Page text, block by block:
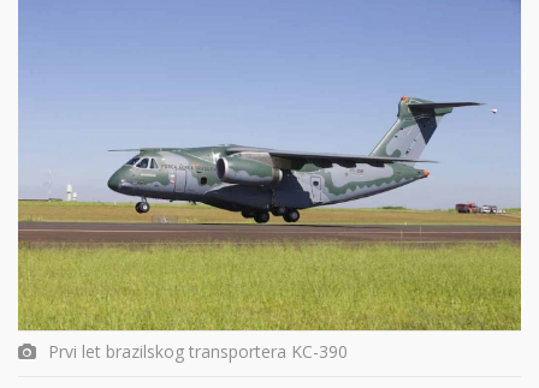
Prvi let brazilskog transportera KC-390